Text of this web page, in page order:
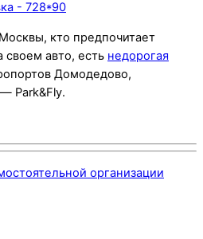
кто предпочитает
своем авто, есть недорогая
Домодедово,
Park&Fly.
организации